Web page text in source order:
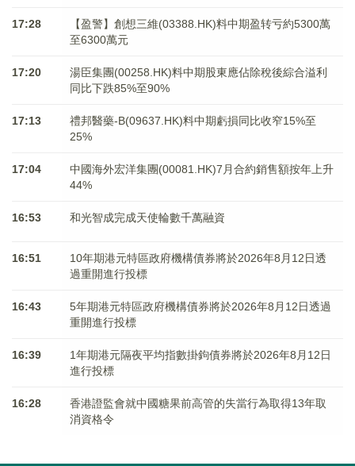
17:28
【盈警】創想三維(03388.HK)料中期盈转亏約5300萬
至6300萬元
17:20
湯臣集團(00258.HK)料中期股東應佔除稅後綜合溢利
同比下跌85%至90%
17:13
禮邦醫藥-B(09637.HK)料中期虧損同比收窄15%至
25%
17:04
中國海外宏洋集團(00081.HK)7月合約銷售額按年上升
44%
16:53 和光智成完成天使輪數千萬融資
16:51
10年期港元特區政府機構債券將於2026年8月12日透
過重開進行投標
16:43
5年期港元特區政府機構債券將於2026年8月12日透過
重開進行投標
16:39
1年期港元隔夜平均指數掛鉤債券將於2026年8月12日
進行投標
16:28
香港證監會就中國糖果前高管的失當行為取得13年取
消資格令